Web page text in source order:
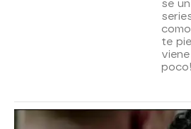
se
te
poco!